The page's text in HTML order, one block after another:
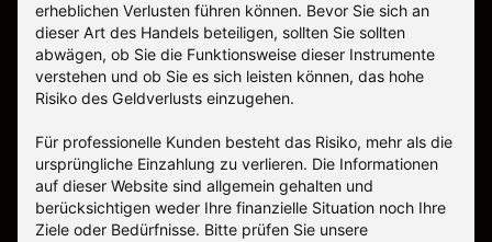
erheblichen Verlusten führen können. Bevor Sie sich an
dieser Art des Handels beteiligen, sollten Sie sollten
abwägen, ob Sie die Funktionsweise dieser Instrumente
verstehen und ob Sie es sich leisten können, das hohe
Risiko des Geldverlusts einzugehen.
Für professionelle Kunden besteht das Risiko, mehr als die
ursprüngliche Einzahlung zu verlieren. Die Informationen
auf dieser Website sind allgemein gehalten und
berücksichtigen weder Ihre finanzielle Situation noch Ihre
Ziele oder Bedürfnisse. Bitte prüfen Sie unsere